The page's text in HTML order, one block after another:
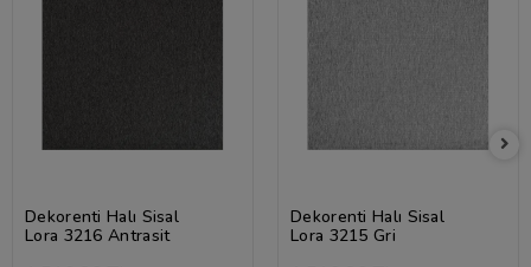
Dekorenti Halı Sisal
Lora 3216 Antrasit
Dekorenti Halı Sisal
Lora 3215 Gri